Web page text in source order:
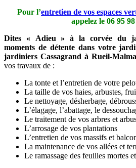
Pour l’entretien de vos espaces
appelez le 06 95
Dites « Adieu » à la corvée du
moments de détente dans votre
jardiniers Cassagrand à Rueil-
vos travaux de :
La tonte et l’entretien de votre
La taille de vos haies, arbustes,
Le nettoyage, désherbage,
L’élagage, l’abattage, le
Le traitement de vos arbres et
L’arrosage de vos plantations
L’entretien de vos massifs et
La maintenance de vos allées et
Le ramassage des feuilles mortes